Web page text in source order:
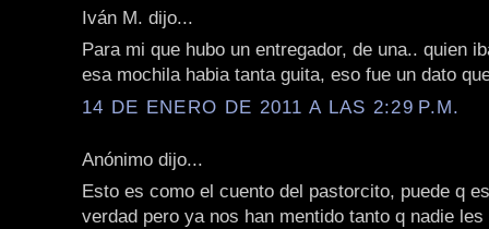
Iván M. dijo...
Para mi que hubo un entregador, de una.. quien
esa mochila habia tanta guita, eso fue un dato
14 DE ENERO DE 2011 A LAS 2:29 P.M.
Anónimo dijo...
Esto es como el cuento del pastorcito, puede q
verdad pero ya nos han mentido tanto q nadie